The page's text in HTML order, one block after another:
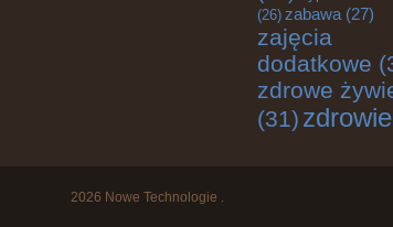
(26) zabawa (27)
zajęcia
dodatkowe
zdrowe
(31) zdrowie
2026 Nowe Technologie .